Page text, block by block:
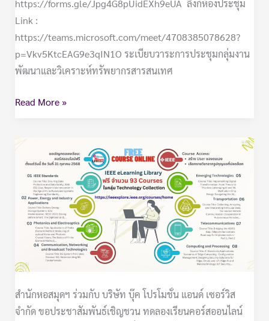
https://forms.gle/Jpg4G8pUidEXh9eUA ลิงก์ห้องประชุม
Link :
https://teams.microsoft.com/meet/4708385078628?
p=Vkv5KtcEAG9e3qIN1O ระเบียบวาระการประชุมกลุ่มงาน
พัฒนาและวิเคราะห์ทรัพยากรสารสนเทศ
Read More »
สำนักหอสมุดฯ ร่วมกับ บริษัท บุ๊ค โปรโมชั่น แอนด์ เซอร์วิส
จำกัด ขอประชาสัมพันธ์เชิญชวน ทดลองเรียนคอร์สออนไลน์
เชิญ
เรียน
คอร์ส
ออนไลน์
ฟรี:
eLearning